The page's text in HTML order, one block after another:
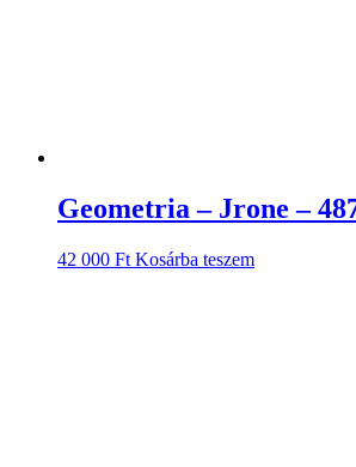
Geometria – Jrone –
42 000 Ft Kosárba teszem